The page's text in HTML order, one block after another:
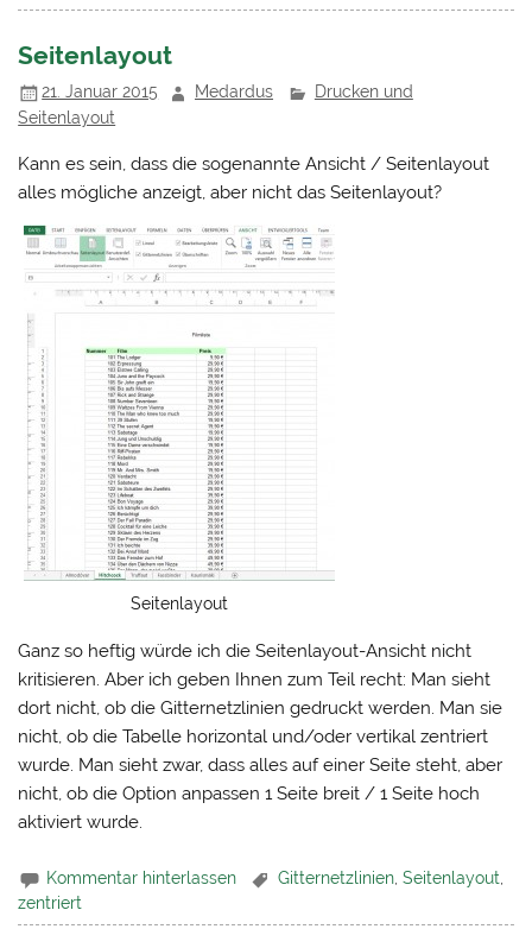
Seitenlayout
21. Januar 2015 Medardus
Drucken und
Seitenlayout
Kann es sein, dass die sogenannte Ansicht / Seitenlayout
alles mögliche anzeigt, aber nicht das Seitenlayout?
Seitenlayout
Ganz so heftig würde ich die Seitenlayout-Ansicht nicht
kritisieren. Aber ich geben Ihnen zum Teil recht: Man sieht
dort nicht, ob die Gitternetzlinien gedruckt werden. Man sie
nicht, ob die Tabelle horizontal und/oder vertikal zentriert
wurde. Man sieht zwar, dass alles auf einer Seite steht, aber
nicht, ob die Option anpassen 1 Seite breit / 1 Seite hoch
aktiviert wurde.
Kommentar hinterlassen Gitternetzlinien ,Seitenlayout
zentriert